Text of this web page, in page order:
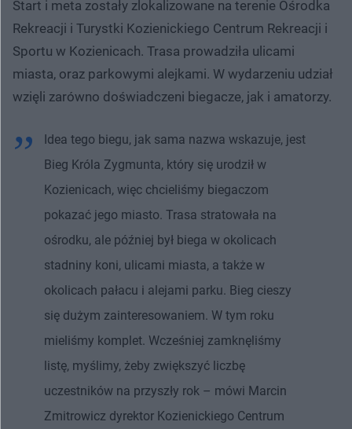
Start i meta zostały zlokalizowane na terenie Ośrodka
Rekreacji i Turystki Kozienickiego Centrum Rekreacji i
Sportu w Kozienicach. Trasa prowadziła ulicami
miasta, oraz parkowymi alejkami. W wydarzeniu udział
wzięli zarówno doświadczeni biegacze, jak i amatorzy.
Idea tego biegu, jak sama nazwa wskazuje, jest
Bieg Króla Zygmunta, który się urodził w
Kozienicach, więc chcieliśmy biegaczom
pokazać jego miasto. Trasa stratowała na
ośrodku, ale później był biega w okolicach
stadniny koni, ulicami miasta, a także w
okolicach pałacu i alejami parku. Bieg cieszy
się dużym zainteresowaniem. W tym roku
mieliśmy komplet. Wcześniej zamknęliśmy
listę, myślimy, żeby zwiększyć liczbę
uczestników na przyszły rok – mówi Marcin
Zmitrowicz dyrektor Kozienickiego Centrum